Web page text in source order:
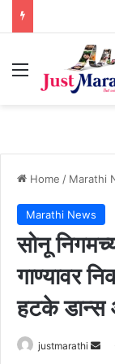
Menu
Home / Marathi
Marathi News
सोनू
गाण्यावर
हटके डान्स
justmarathi